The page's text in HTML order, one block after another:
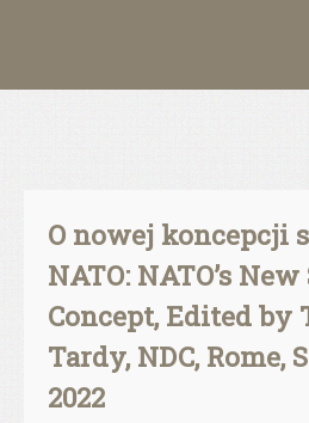
O nowej koncepcji
NATO: NATO’s
Concept, Edited
Tardy, NDC, Rome,
2022